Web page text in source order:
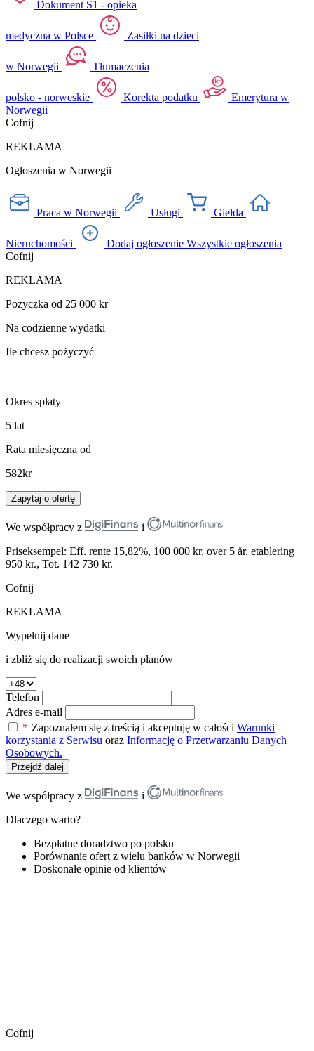
Dokument S1 - opieka
medyczna w Polsce Zasiłki na dzieci
w Norwegii Tłumaczenia
polsko - norweskie Korekta podatku
Emerytura w
Norwegii
Cofnij
REKLAMA
Ogłoszenia w Norwegii
Praca w Norwegii Usługi Giełda
Nieruchomości Dodaj ogłoszenie Wszystkie ogłoszenia
Cofnij
REKLAMA
Pożyczka od 25 000 kr
Na codzienne wydatki
Ile chcesz pożyczyć
Okres spłaty
5 lat
Rata miesięczna od
582kr
Zapytaj o ofertę
We współpracy z
i
Priseksempel: Eff. rente 15,82%, 100 000 kr. over 5 år, etablering
950 kr., Tot. 142 730 kr.
Cofnij
REKLAMA
Wypełnij dane
i zbliż się do realizacji swoich planów
Telefon
Adres e-mail
* Zapoznałem się z treścią i akceptuję w całości Warunki
korzystania z Serwisu oraz Informację o Przetwarzaniu Danych
Osobowych.
Przejdź dalej
We współpracy z
i
Dlaczego warto?
Bezpłatne doradztwo po polsku
Porównanie ofert z wielu banków w Norwegii
Doskonałe opinie od klientów
Cofnij